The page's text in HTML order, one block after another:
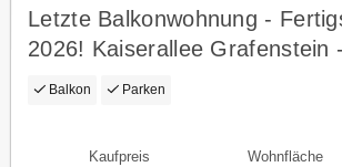
Letzte Balkonwohnung -
2026! Kaiserallee Grafenstein
k3 Top 5 (1.Og)
Balkon Parken
Kaufpreis Wohnfläche